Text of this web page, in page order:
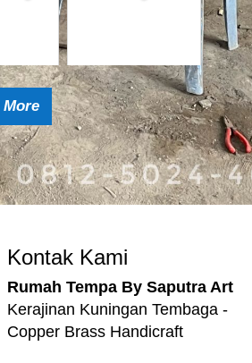
More
Kontak Kami
Rumah Tempa By Saputra Art
Kerajinan Kuningan Tembaga -
Copper Brass Handicraft